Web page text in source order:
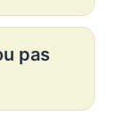
pas